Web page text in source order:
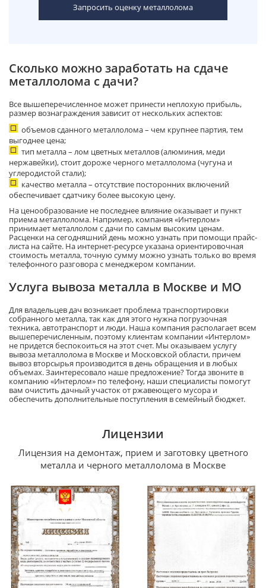
Запросить оценку металлолома
Сколько можно заработать на сдаче
металлолома с дачи?
Все вышеперечисленное может принести неплохую прибыль,
размер вознаграждения зависит от нескольких аспектов:
объемов сданного металлолома – чем крупнее партия, тем
выгоднее цена;
тип металла – лом цветных металлов (алюминия, меди
нержавейки), стоит дороже черного металлолома (чугуна и
углеродистой стали);
качество металла – отсутствие посторонних включений
обеспечивает сдатчику более высокую цену.
На ценообразование не последнее влияние оказывает и пункт
приема металлолома. Например, компания «Интерлом»
принимает металлолом с дачи по самым высоким ценам.
Расценки на сегодняшний день можно узнать при помощи прайс-
листа на сайте. На интернет-ресурсе указана ориентировочная
стоимость металла, точную сумму можно узнать только во время
телефонного разговора с менеджером компании.
Услуга вывоза металла в Москве и МО
Для владельцев дач возникает проблема транспортировки
собранного металла, так как для этого нужна погрузочная
техника, автотранспорт и люди. Наша компания располагает всем
вышеперечисленным, поэтому клиентам компании «Интерлом»
не придется беспокоиться на этот счет. Мы оказываем услугу
вывоза металлолома в Москве и Московской области, причем
вывоз вторсырья производится в день обращения и в любых
объемах. Заинтересовало наше предложение? Тогда звоните в
компанию «Интерлом» по телефону, наши специалисты помогут
вам очистить дачный участок от ржавеющего мусора и
обеспечить дополнительные поступления в семейный бюджет.
Лицензии
Лицензия на демонтаж, прием и заготовку цветного
металла и черного металлолома в Москве